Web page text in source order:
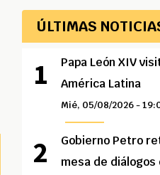
ÚLTIMAS
Papa León XIV
América Latina
Mié, 05/08/2026 -
Gobierno Petro
mesa de diálogos